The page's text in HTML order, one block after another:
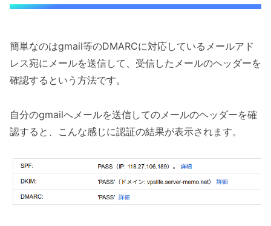
簡単なのはgmail等のDMARCに対応しているメールアド
レス宛にメールを送信して、受信したメールのヘッダーを
確認するという方法です。
自分のgmailへメールを送信してのメールのヘッダーを確
認すると、こんな感じに認証の結果が表示されます。